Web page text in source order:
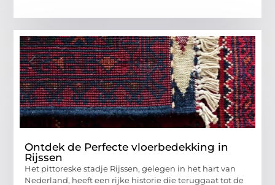
Ontdek de Perfecte vloerbedekking in
Rijssen
Het pittoreske stadje Rijssen, gelegen in het hart van
Nederland, heeft een rijke historie die teruggaat tot de